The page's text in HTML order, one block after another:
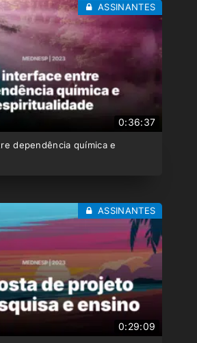
0:36:37
dependência química e
ASSINANTES
0:29:09
ASSINANTES